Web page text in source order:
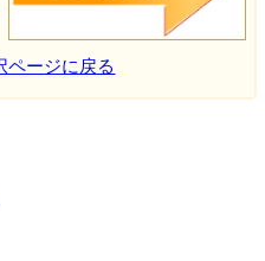
ページに戻る